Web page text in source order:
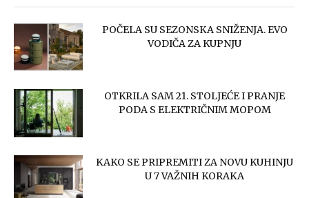
POČELA SU SEZONSKA SNIŽENJA. EVO
VODIČA ZA KUPNJU
OTKRILA SAM 21. STOLJEĆE I PRANJE
PODA S ELEKTRIČNIM MOPOM
KAKO SE PRIPREMITI ZA NOVU KUHINJU
U 7 VAŽNIH KORAKA